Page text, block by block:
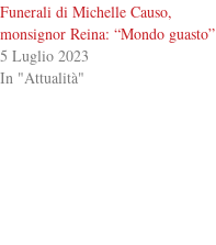
Funerali di Michelle Causo,
monsignor Reina: “Mondo guasto”
5 Luglio 2023
In "Attualità"